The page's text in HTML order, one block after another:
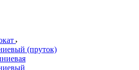
(пруток)